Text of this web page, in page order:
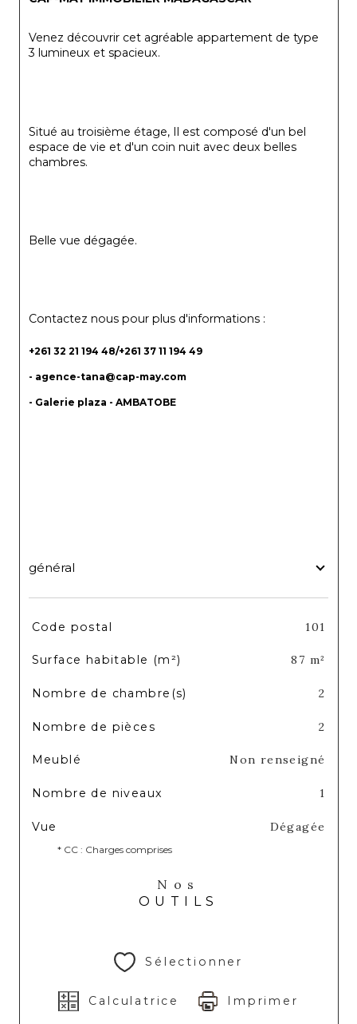
Venez découvrir cet agréable appartement de type
3 lumineux et spacieux.
Situé au troisième étage, Il est composé d'un bel
espace de vie et d'un coin nuit avec deux belles
chambres.
Belle vue dégagée.
Contactez nous pour plus d'informations :
+261 32 21 194 48/+261 37 11 194 49
- agence-tana@cap-may.com
- Galerie plaza - AMBATOBE
général
TRAD_SIROCCO_Caracteristique
Code postal 101
Surface habitable (m²) 87 m²
Nombre de chambre(s) 2
Nombre de pièces 2
Meublé Non renseigné
Nombre de niveaux 1
Vue Dégagée
* CC : Charges comprises
Nos
OUTILS
Sélectionner
Calculatrice Imprimer